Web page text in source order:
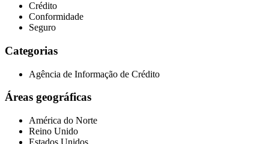
Crédito
Conformidade
Seguro
Categorias
Agência de Informação de Crédito
Áreas geográficas
América do Norte
Reino Unido